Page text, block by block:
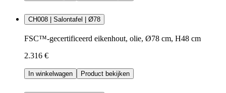
CH008 | Salontafel | Ø78
FSC™-gecertificeerd eikenhout, olie, Ø78 cm, H48 cm
2.316 €
In winkelwagen Product bekijken